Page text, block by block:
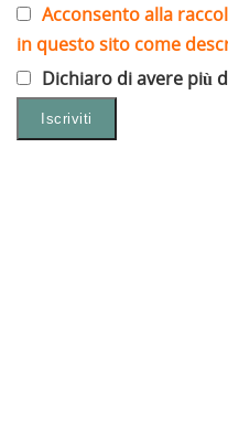
Acconsento alla
in questo sito come
Dichiaro di avere più